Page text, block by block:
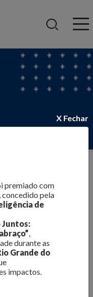
vem desenvolvendo
Capital já recebeu
a razão de ser do
e auxiliar os
trabalharem,
da gestão.
X Fechar
premiado com
, concedido pela
de
Juntos:
durante as
Grande do
impactos.